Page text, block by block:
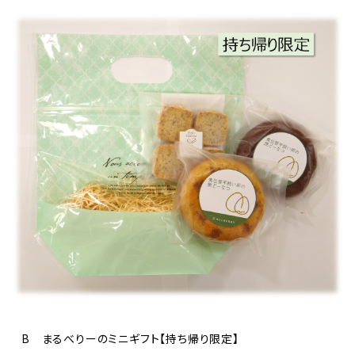
B まるべりーのミニギフト【持ち帰り限定】